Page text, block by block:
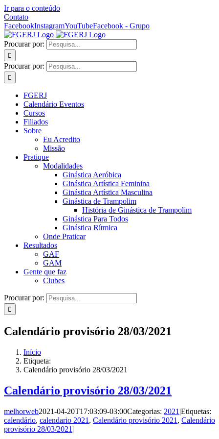
Ir para o conteúdo
Contato
FacebookInstagramYouTubeFacebook - Grupo
Procurar por:
Procurar por:
FGERJ
Calendário Eventos
Cursos
Filiados
Sobre
Eu Acredito
Missão
Pratique
Modalidades
Ginástica Aeróbica
Ginástica Artística Feminina
Ginástica Artística Masculina
Ginástica de Trampolim
História de Ginástica de Trampolim
Ginástica Para Todos
Ginástica Rítmica
Onde Praticar
Resultados
GAF
GAM
Gente que faz
Clubes
Procurar por:
Calendário provisório 28/03/2021
Início
Etiqueta:
Calendário provisório 28/03/2021
Calendário provisório 28/03/2021
melhorweb2021-04-20T17:03:09-03:00Categorias: 2021 |Etiquetas:
calendário, calendario 2021 , Calendário provisório 2021 , Calendário
provisório 28/03/2021 |